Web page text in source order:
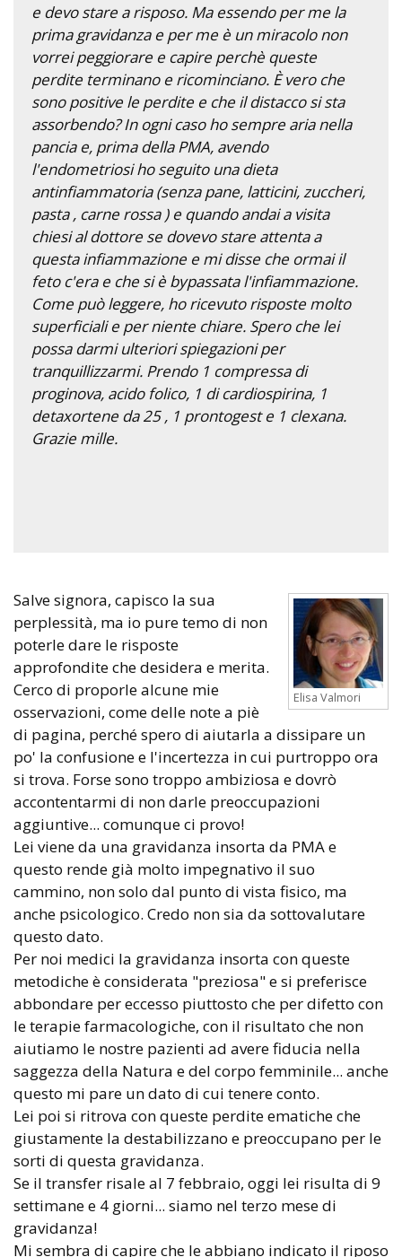
e devo stare a risposo. Ma essendo per me la
prima gravidanza e per me è un miracolo non
vorrei peggiorare e capire perchè queste
perdite terminano e ricominciano. È vero che
sono positive le perdite e che il distacco si sta
assorbendo? In ogni caso ho sempre aria nella
pancia e, prima della PMA, avendo
l'endometriosi ho seguito una dieta
antinfiammatoria (senza pane, latticini, zuccheri,
pasta , carne rossa ) e quando andai a visita
chiesi al dottore se dovevo stare attenta a
questa infiammazione e mi disse che ormai il
feto c'era e che si è bypassata l'infiammazione.
Come può leggere, ho ricevuto risposte molto
superficiali e per niente chiare. Spero che lei
possa darmi ulteriori spiegazioni per
tranquillizzarmi. Prendo 1 compressa di
proginova, acido folico, 1 di cardiospirina, 1
detaxortene da 25 , 1 prontogest e 1 clexana.
Grazie mille.
Elisa Valmori
Salve signora, capisco la sua
perplessità, ma io pure temo di non
poterle dare le risposte
approfondite che desidera e merita.
Cerco di proporle alcune mie
osservazioni, come delle note a piè
di pagina, perché spero di aiutarla a dissipare un
po' la confusione e l'incertezza in cui purtroppo ora
si trova. Forse sono troppo ambiziosa e dovrò
accontentarmi di non darle preoccupazioni
aggiuntive... comunque ci provo!
Lei viene da una gravidanza insorta da PMA e
questo rende già molto impegnativo il suo
cammino, non solo dal punto di vista fisico, ma
anche psicologico. Credo non sia da sottovalutare
questo dato.
Per noi medici la gravidanza insorta con queste
metodiche è considerata "preziosa" e si preferisce
abbondare per eccesso piuttosto che per difetto con
le terapie farmacologiche, con il risultato che non
aiutiamo le nostre pazienti ad avere fiducia nella
saggezza della Natura e del corpo femminile... anche
questo mi pare un dato di cui tenere conto.
Lei poi si ritrova con queste perdite ematiche che
giustamente la destabilizzano e preoccupano per le
sorti di questa gravidanza.
Se il transfer risale al 7 febbraio, oggi lei risulta di 9
settimane e 4 giorni... siamo nel terzo mese di
gravidanza!
Mi sembra di capire che le abbiano indicato il riposo